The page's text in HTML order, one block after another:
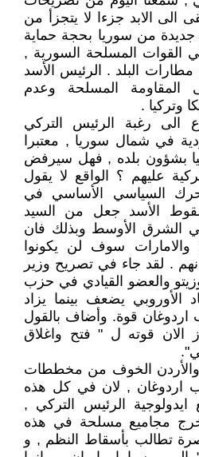
الى الابد جزءا لا يتجزأ من
جديدة من سوريا بحجة حماية
القوات المسلحة السورية ,
البلد . الرئيس الأسد
المسلحة وعدم
وتركيا .
الى رغبة الرئيس التركي
في شمال سوريا , معتبرا
بشؤون بلده , فهل سيرفض
عليهم ؟ الواقع لا يقول
السياسي الأساسي في
الأسد جعل من السيد
الشرق الأوسط وبذلك فان
والامارات سوف لن يكونوا
. لقد جاء في تصريح وزير
والعضو القيادي في حزب
الأوروبي يضعف بينما يزاد
قوة. وأضاف بالقول
الان قوته ل " فتح واغلاق
الخوف من مخططات
اردوغان , لان في كل هذه
ايدولوجية الرئيس التركي ,
مجاميع مسلحة في هذه
تطالب بأسقاط النظم , و